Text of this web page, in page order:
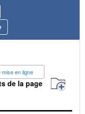
mise en ligne
de la page